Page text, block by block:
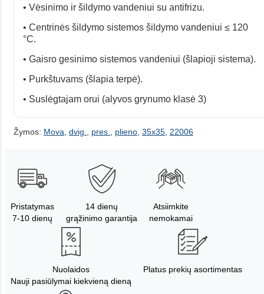
• Vėsinimo ir šildymo vandeniui su antifrizu.
• Centrinės šildymo sistemos šildymo vandeniui ≤ 120
°C.
• Gaisro gesinimo sistemos vandeniui (šlapioji sistema).
• Purkštuvams (šlapia terpė).
• Suslėgtajam orui (alyvos grynumo klasė 3)
Žymos: Mova dvig. pres. plieno 35x35 22006
Pristatymas
7-10 dienų
14 dienų
grąžinimo garantija
Atsiimkite
nemokamai
Nuolaidos
Nauji pasiūlymai kiekvieną dieną
Platus prekių asortimentas